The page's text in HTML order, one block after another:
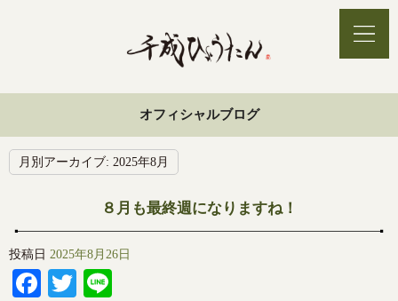
オフィシャルブログ
月別アーカイブ: 2025年8月
８月も最終週になりますね！
投稿日 2025年8月26日
Facebook
Twitter